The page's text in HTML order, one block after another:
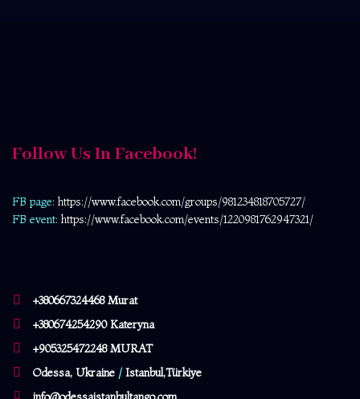
Follow Us In Facebook!
FB page: https://www.facebook.com/groups/981234818705727/
FB event: https://www.facebook.com/events/1220981762947321/
+380667324468 Murat
+380674254290 Kateryna
+905325472248 MURAT
Odessa, Ukraine /Istanbul,Türkiye